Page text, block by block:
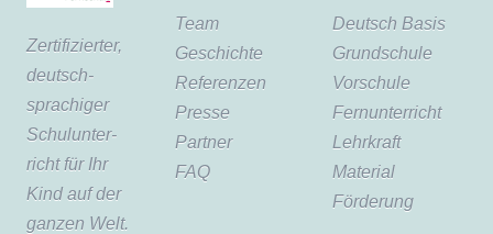
Zertifi­zierter,
deutsch­
sprachiger
Schul­unter­
richt für Ihr
Kind auf der
ganzen Welt.
Team
Geschichte
Referenzen
Presse
Partner
FAQ
Deutsch Basis
Grundschule
Vorschule
Fernunterricht
Lehrkraft
Material
Förderung